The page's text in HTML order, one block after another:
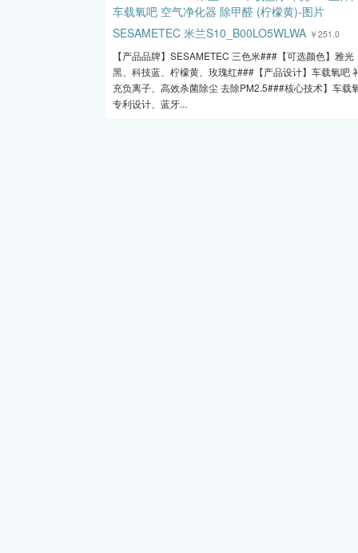
SESAMETEC 米兰S10_B00LO5WLWA ￥251.0
【产品品牌】SESAMETEC 三色米###【可选颜色】雅光
黑、科技蓝、柠檬黄、玫瑰红###【产品设计】车载氧吧
充负离子、高效杀菌除尘 去除PM2.5###核心技术】车载
专利设计、蓝牙...